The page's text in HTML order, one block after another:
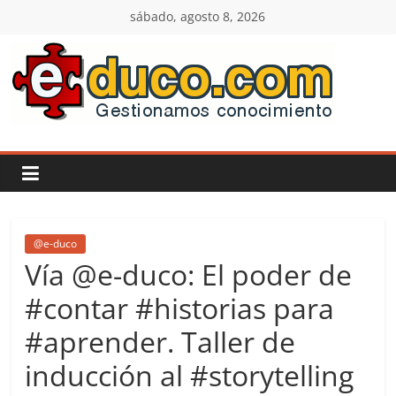
contenido
sábado, agosto 8, 2026
E-
duco:
Gestión
del
Conocimiento
Learn
more.
Do
@e-duco
Vía @e-duco: El poder de
#contar #historias para
#aprender. Taller de
inducción al #storytelling